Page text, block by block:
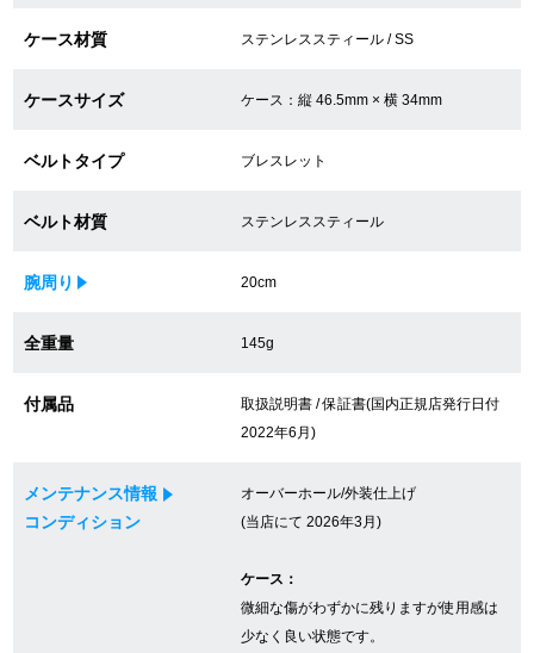
買取・下取りをご希望の方
買取・下取りはこちら
買取専門サロン
修理・メンテナンスをご希望の方
オーバーホールについて
ケース材質 ステンレススティール / SS
ケースサイズ ケース：縦 46.5mm × 横 34mm
ベルトタイプ ブレスレット
ベルト材質 ステンレススティール
腕周り 20cm
全重量 145g
付属品
取扱説明書 / 保証書(国内正規店発行日付
2022年6月)
メンテナンス情報
コンディション
オーバーホール/外装仕上げ
(当店にて 2026年3月)
ケース：
微細な傷がわずかに残りますが使用感は
少なく良い状態です。